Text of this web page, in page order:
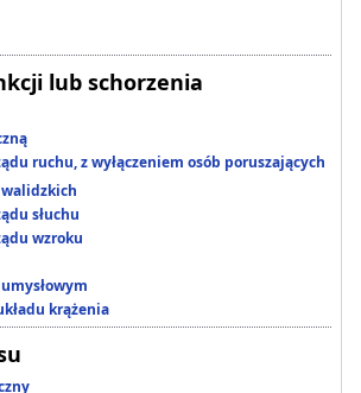
lub schorzenia
ruchu, z wyłączeniem osób poruszających
słuchu
wzroku
krążenia